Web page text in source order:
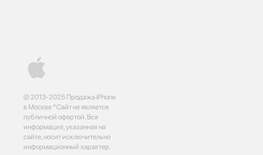
© 2013-2025 Продажа iPhone
в Москве *Сайт не является
публичной офертой. Вся
информация, указанная на
сайте, носит исключительно
информационный характер.